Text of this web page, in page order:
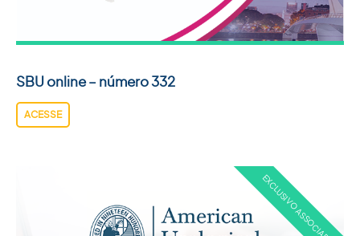
SBU online – número 332
ACESSE